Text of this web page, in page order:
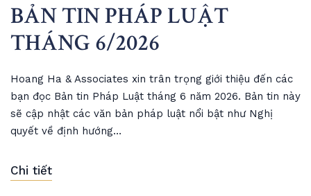
BẢN TIN PHÁP LUẬT
THÁNG 6/2026
Hoang Ha & Associates xin trân trọng giới thiệu đến các
bạn đọc Bản tin Pháp Luật tháng 6 năm 2026. Bản tin này
sẽ cập nhật các văn bản pháp luật nổi bật như Nghị
quyết về định hướng…
Chi tiết